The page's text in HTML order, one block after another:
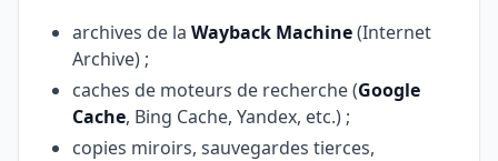
archives de la Wayback Machine(Internet
Archive) ;
caches de moteurs de recherche (Google
Cache, Bing Cache, Yandex, etc.) ;
copies miroirs, sauvegardes tierces,